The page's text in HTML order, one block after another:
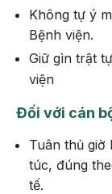
Không tự ý
Bệnh viện.
Giữ gìn trật
viện
Đối với cán
Tuân thủ giờ
túc, đúng
tế.